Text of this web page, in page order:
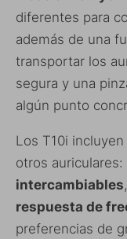
diferentes para
además de una
transportar los
segura y una
algún punto
Los T10i
otros auriculares:
intercambiables
respuesta de
preferencias de